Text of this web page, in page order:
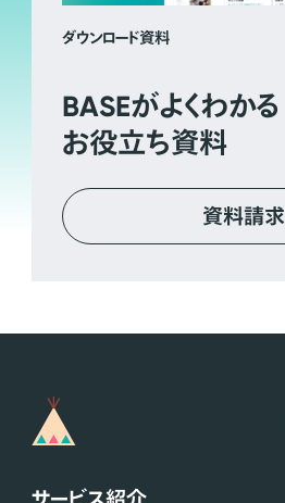
ダウンロード資料
BASEがよくわかる
お役立ち資料
資料請求